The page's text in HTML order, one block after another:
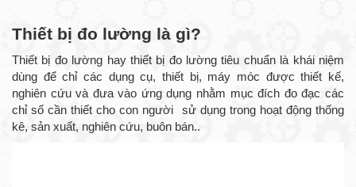
Thiết bị đo lường là gì?
Thiết bị đo lường hay thiết bị đo lường tiêu chuẩn là khái niệm
dùng để chỉ các dụng cụ, thiết bị, máy móc được thiết kế,
nghiên cứu và đưa vào ứng dụng nhằm mục đích đo đạc các
chỉ số cần thiết cho con người sử dụng trong hoạt động thống
kê, sản xuất, nghiên cứu, buôn bán..